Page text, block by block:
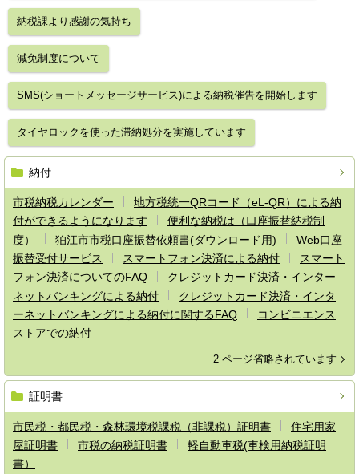
納税課より感謝の気持ち
減免制度について
SMS(ショートメッセージサービス)による納税催告を開始します
タイヤロックを使った滞納処分を実施しています
納付
市税納税カレンダー
地方税統一QRコード（eL-QR）による納
付ができるようになります
便利な納税は（口座振替納税制
度）
狛江市市税口座振替依頼書(ダウンロード用)
Web口座
振替受付サービス
スマートフォン決済による納付
スマート
フォン決済についてのFAQ
クレジットカード決済・インター
ネットバンキングによる納付
クレジットカード決済・インタ
ーネットバンキングによる納付に関するFAQ
コンビニエンス
ストアでの納付
2 ページ省略されています
証明書
市民税・都民税・森林環境税課税（非課税）証明書
住宅用家
屋証明書
市税の納税証明書
軽自動車税(車検用納税証明
書）